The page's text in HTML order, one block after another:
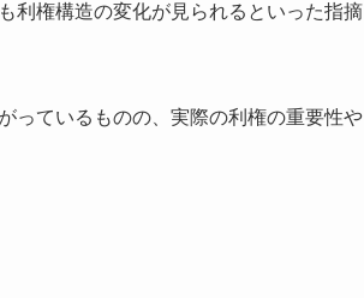
利権構造の変化が見られるといった指摘
っているものの、実際の利権の重要性や